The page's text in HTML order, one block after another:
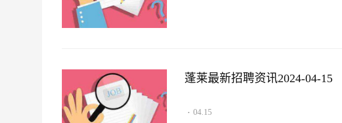
蓬莱最新招聘资讯2024-04-15
· 04.15